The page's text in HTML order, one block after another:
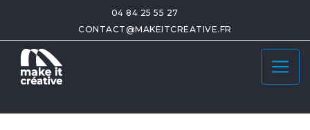
04 84 25 55 27
CONTACT@MAKEITCREATIVE.FR